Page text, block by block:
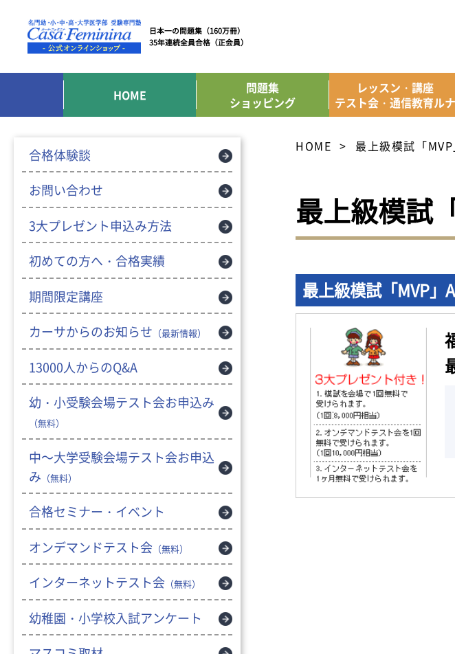
日本一の問題集（160万冊）
35年連続全員合格（正会員）
HOME
問題集
ショッピング
レッスン・講座
テスト会・通信教育ルナ
HOME 最上級模試「
最上級模試
最上級模試「MVP」
合格体験談
お問い合わせ
3大プレゼント申込み方法
初めての方へ・合格実績
期間限定講座
カーサからのお知らせ （最新情報）
13000人からのQ&A
幼・小受験会場テスト会お申込み
（無料）
中～大学受験会場テスト会お申込
み （無料）
合格セミナー・イベント
オンデマンドテスト会 （無料）
インターネットテスト会 （無料）
幼稚園・小学校入試アンケート